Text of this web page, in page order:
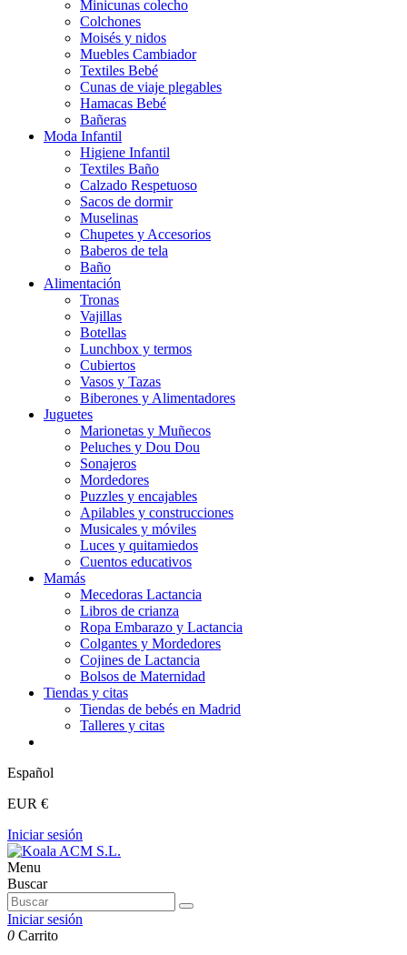
Minicunas colecho
Colchones
Moisés y nidos
Muebles Cambiador
Textiles Bebé
Cunas de viaje plegables
Hamacas Bebé
Bañeras
Moda Infantil
Higiene Infantil
Textiles Baño
Calzado Respetuoso
Sacos de dormir
Muselinas
Chupetes y Accesorios
Baberos de tela
Baño
Alimentación
Tronas
Vajillas
Botellas
Lunchbox y termos
Cubiertos
Vasos y Tazas
Biberones y Alimentadores
Juguetes
Marionetas y Muñecos
Peluches y Dou Dou
Sonajeros
Mordedores
Puzzles y encajables
Apilables y construcciones
Musicales y móviles
Luces y quitamiedos
Cuentos educativos
Mamás
Mecedoras Lactancia
Libros de crianza
Ropa Embarazo y Lactancia
Colgantes y Mordedores
Cojines de Lactancia
Bolsos de Maternidad
Tiendas y citas
Tiendas de bebés en Madrid
Talleres y citas
Español
EUR €
Iniciar sesión
Menu
Buscar
Iniciar sesión
0 Carrito